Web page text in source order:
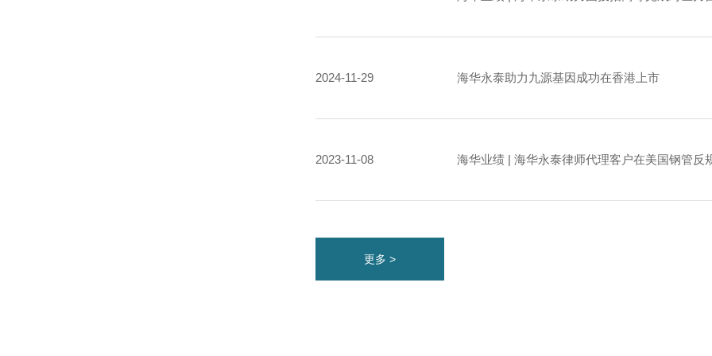
2024-11-29 海华永泰助力九源基因成功在香港上市
2023-11-08 海华业绩 | 海华永泰律师代理客户在美国钢管反
更多 >